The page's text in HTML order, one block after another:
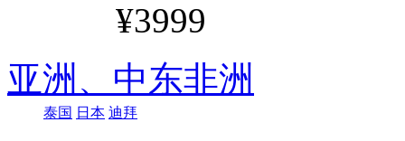
¥3999
亚洲、 中东非洲
泰国 日本 迪拜